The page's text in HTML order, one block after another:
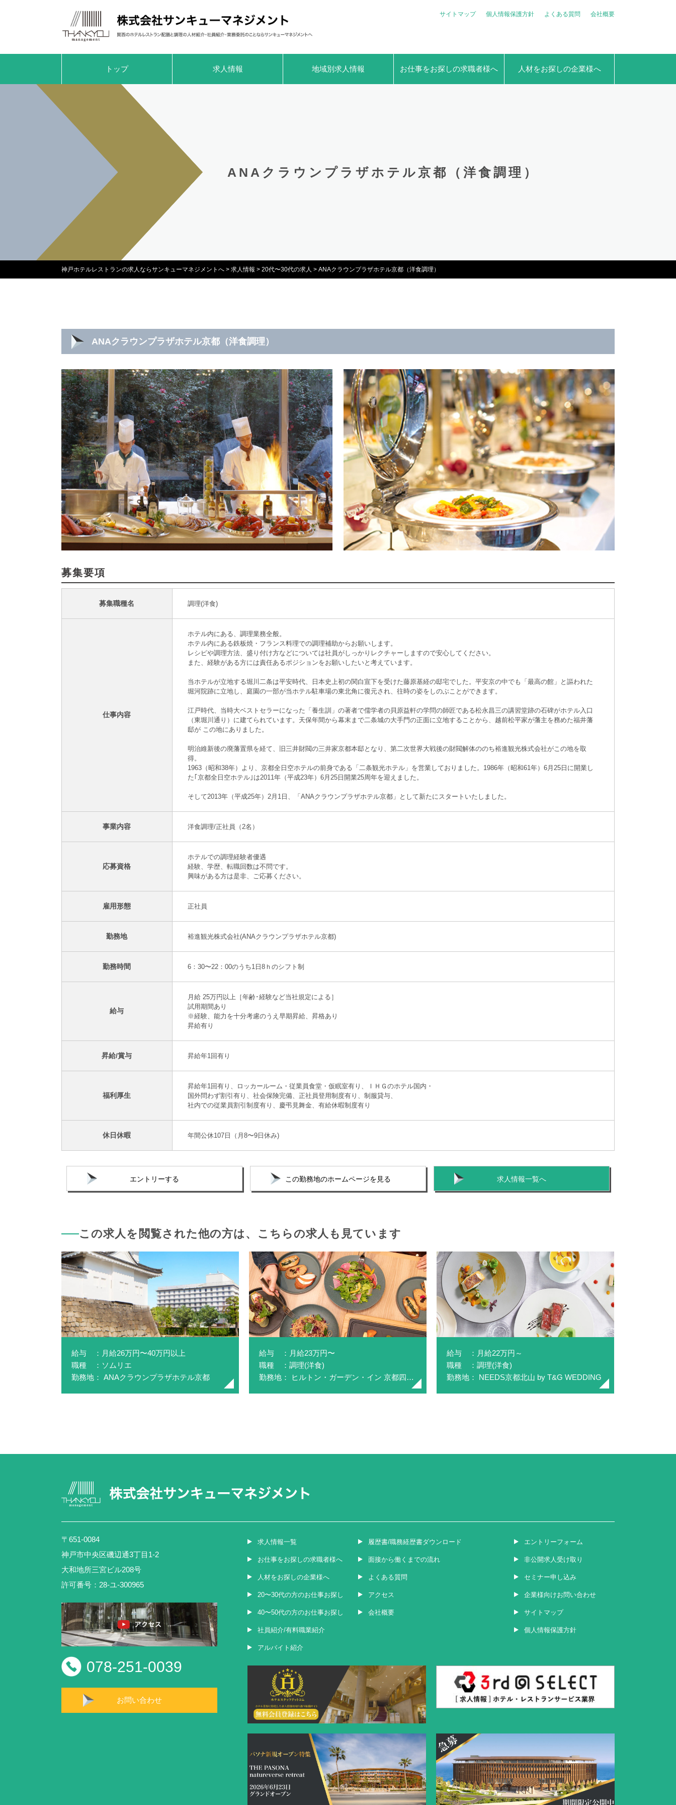
サイトマップ 個人情報保護方針 よくある質問 会社概要
トップ 求人情報 地域別求人情報 お仕事をお探しの求職者様へ 人材をお探しの企業様へ
ANAクラウンプラザホテル京都（洋食調理）
神戸ホテルレストランの求人ならサンキューマネジメントへ > 求人情報 > 20代〜30代の求人 > ANAクラウンプラザホテル京都（洋食調理）
ANAクラウンプラザホテル京都（洋食調理）
募集要項
募集職種名 調理(洋食)
仕事内容
ホテル内にある、調理業務全般。
ホテル内にある鉄板焼・フランス料理での調理補助からお願いします。
レシピや調理方法、盛り付け方などについては社員がしっかりレクチャーしますので安心してください。
また、経験がある方には責任あるポジションをお願いしたいと考えています。
当ホテルが立地する堀川二条は平安時代、日本史上初の関白宣下を受けた藤原基経の邸宅でした。平安京の中でも「最高の館」と謳われた
堀河院跡に立地し、庭園の一部が当ホテル駐車場の東北角に復元され、往時の姿をしのぶことができます。
江戸時代、当時大ベストセラーになった「養生訓」の著者で儒学者の貝原益軒の学問の師匠である松永昌三の講習堂跡の石碑がホテル入口
（東堀川通り）に建てられています。天保年間から幕末まで二条城の大手門の正面に立地することから、越前松平家が藩主を務めた福井藩
邸が この地にありました。
明治維新後の廃藩置県を経て、旧三井財閥の三井家京都本邸となり、第二次世界大戦後の財閥解体ののち裕進観光株式会社がこの地を取
得。
1963（昭和38年）より、京都全日空ホテルの前身である「二条観光ホテル」を営業しておりました。1986年（昭和61年）6月25日に開業し
た｢京都全日空ホテル｣は2011年（平成23年）6月25日開業25周年を迎えました。
そして2013年（平成25年）2月1日、「ANAクラウンプラザホテル京都」として新たにスタートいたしました。
事業内容 洋食調理/正社員（2名）
応募資格
ホテルでの調理経験者優遇
経験、学歴、転職回数は不問です。
興味がある方は是非、ご応募ください。
雇用形態 正社員
勤務地 裕進観光株式会社(ANAクラウンプラザホテル京都)
勤務時間 6：30〜22：00のうち1日8ｈのシフト制
給与
月給 25万円以上［年齢･経験など当社規定による］
試用期間あり
※経験、能力を十分考慮のうえ早期昇給、昇格あり
昇給有り
昇給/賞与 昇給年1回有り
福利厚生
昇給年1回有り、ロッカールーム・従業員食堂・仮眠室有り、ＩＨＧのホテル国内・
国外問わず割引有り、社会保険完備、正社員登用制度有り、制服貸与、
社内での従業員割引制度有り、慶弔見舞金、有給休暇制度有り
休日休暇 年間公休107日（月8〜9日休み)
エントリーする この勤務地のホームページを見る 求人情報一覧へ
この求人を閲覧された他の方は、 こちらの求人も見ています
給与 ：月給26万円〜40万円以上
職種 ：ソムリエ
勤務地： ANAクラウンプラザホテル京都
給与 ：月給23万円〜
職種 ：調理(洋食)
勤務地： ヒルトン・ガーデン・イン 京都四条烏丸
給与 ：月給22万円～
職種 ：調理(洋食)
勤務地： NEEDS京都北山 by T&G WEDDING
〒651-0084
神戸市中央区磯辺通3丁目1-2
大和地所三宮ビル208号
許可番号：28-ユ-300965
078-251-0039
お問い合わせ
求人情報一覧
お仕事をお探しの求職者様へ
人材をお探しの企業様へ
20〜30代の方のお仕事お探し
40〜50代の方のお仕事お探し
社員紹介/有料職業紹介
アルバイト紹介
履歴書/職務経歴書ダウンロード
面接から働くまでの流れ
よくある質問
アクセス
会社概要
エントリーフォーム
非公開求人受け取り
セミナー申し込み
企業様向けお問い合わせ
サイトマップ
個人情報保護方針